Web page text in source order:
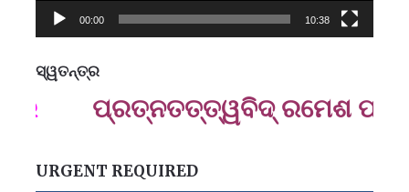
00:00 10:38
ସ୍ୱତନ୍ତ୍ର
ପ୍ରତ୍ନତ‌ତ୍ତ୍ୱବିଦ୍ ରମେଶ ପ୍ରସାଦ
URGENT REQUIRED